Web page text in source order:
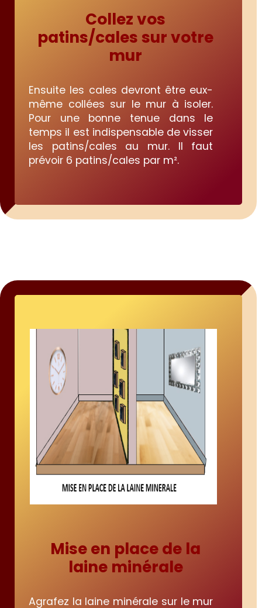
Collez vos
patins/cales sur votre
mur
Ensuite les cales devront être eux-
même collées sur le mur à isoler.
Pour une bonne tenue dans le
temps il est indispensable de visser
les patins/cales au mur. Il faut
prévoir 6 patins/cales par m².
Mise en place de la
laine minérale
Agrafez la laine minérale sur le mur